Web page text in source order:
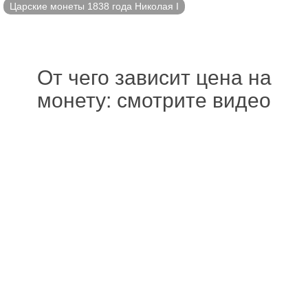
Царские монеты 1838 года Николая I
От чего зависит цена на
монету: смотрите видео